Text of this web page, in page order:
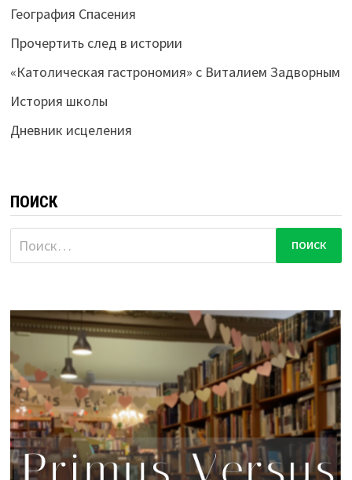
География Спасения
Прочертить след в истории
«Католическая гастрономия» с Виталием Задворным
История школы
Дневник исцеления
ПОИСК
Найти: